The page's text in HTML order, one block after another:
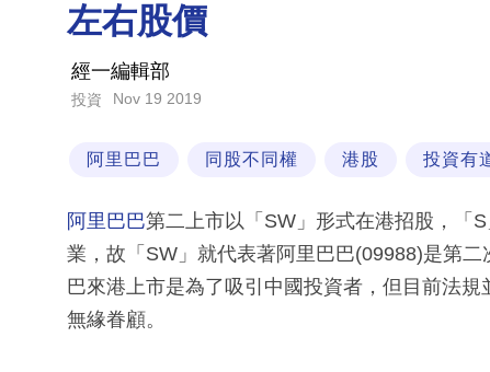
左右股價
經一編輯部
投資 Nov 19 2019
阿里巴巴 同股不同權 港股 投資有
阿里巴巴第二上市以「SW」形式在港招股，「
業，故「SW」就代表著阿里巴巴(09988)是第二
巴來港上市是為了吸引中國投資者，但目前法
無緣眷顧。